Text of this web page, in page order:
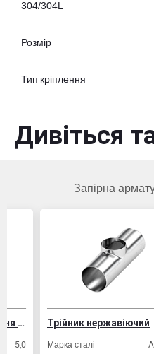
304/304L
Розмір
Тип кріплення
Дивіться
Запірна арматура
Трійник нержавіючий
Марка сталі
AISI